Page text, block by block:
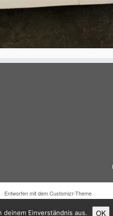
· Entworfen mit demCustomizr-Theme ·
MwSt.
Einverständnis aus. OK